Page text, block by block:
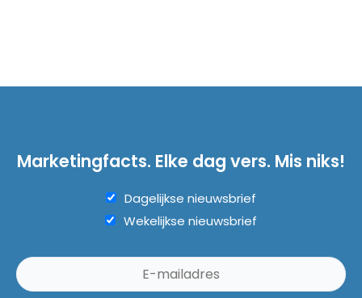
Marketingfacts. Elke dag vers. Mis niks!
Dagelijkse nieuwsbrief
Wekelijkse nieuwsbrief